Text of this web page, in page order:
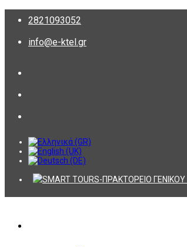
2821093052
info@e-ktel.gr